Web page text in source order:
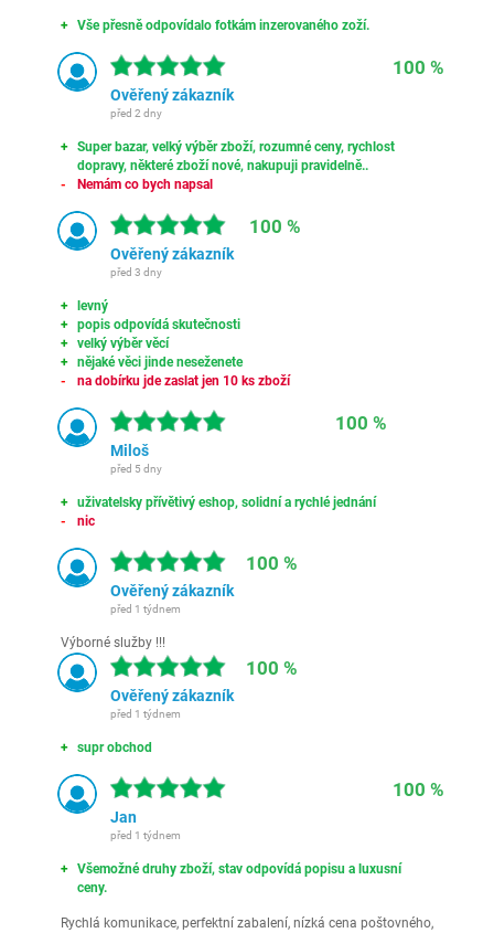
Vše přesně odpovídalo fotkám inzerovaného zoží.
100 %
Ověřený zákazník
před 2 dny
Super bazar, velký výběr zboží, rozumné ceny, rychlost
dopravy, některé zboží nové, nakupuji pravidelně..
Nemám co bych napsal
100 %
Ověřený zákazník
před 3 dny
levný
popis odpovídá skutečnosti
velký výběr věcí
nějaké věci jinde neseženete
na dobírku jde zaslat jen 10 ks zboží
100 %
Miloš
před 5 dny
uživatelsky přívětivý eshop, solidní a rychlé jednání
nic
100 %
Ověřený zákazník
před 1 týdnem
Výborné služby !!!
100 %
Ověřený zákazník
před 1 týdnem
supr obchod
100 %
Jan
před 1 týdnem
Všemožné druhy zboží, stav odpovídá popisu a luxusní
ceny.
Rychlá komunikace, perfektní zabalení, nízká cena poštovného,